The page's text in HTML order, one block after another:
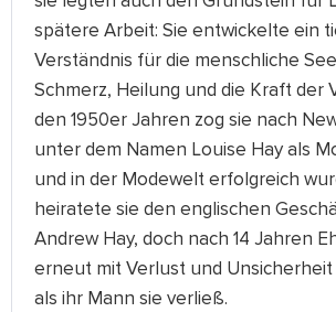
spätere Arbeit: Sie entwickelte ein
Verständnis für die menschliche
Schmerz, Heilung und die Kraft der
den 1950er Jahren zog sie nach
unter dem Namen Louise Hay als
und in der Modewelt erfolgreich
heiratete sie den englischen
Andrew Hay, doch nach 14 Jahren
erneut mit Verlust und
als ihr Mann sie verließ.